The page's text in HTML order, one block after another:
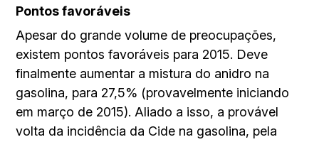
Pontos favoráveis
Apesar do grande volume de preocupações,
existem pontos favoráveis para 2015. Deve
finalmente aumentar a mistura do anidro na
gasolina, para 27,5% (provavelmente iniciando
em março de 2015). Aliado a isso, a provável
volta da incidência da Cide na gasolina, pela